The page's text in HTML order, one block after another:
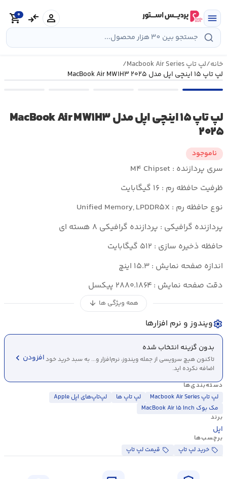
به
محتوا
menu
person
compare_arrows
shopping_cart
0
خانه/لپ تاپ Macbook Air Series
/
لپ تاپ ۱۵ اینچی اپل مدل MacBook Air MW۱H۳ ۲۰۲۵
لپ تاپ ۱۵ اینچی اپل مدل MacBook Air MW۱H۳
۲۰۲۵
ناموجود
سری پردازنده : M۴ Chipset
ظرفیت حافظه رم : ۱۶ گیگابایت
نوع حافظه رم : Unified Memory, LPDDR۵X
پردازنده گرافیکی : پردازنده گرافیکی ۸ هسته ای
حافظه ذخیره سازی : ۵۱۲ گیگابایت
اندازه صفحه نمایش : ۱۵.۳ اینچ
دقت صفحه نمایش : ۲۸۸۰.۱۸۶۴ پیکسل
همه ویژگی ها arrow_downward
ویندوز و نرم افزارهاsettings
بدون گزینه انتخاب شده
تاکنون هیچ سرویسی از جمله ویندوز، نرم‌افزار و... به سبد خرید خود
اضافه نکرده اید.
افزودن chevron_left
دسته‌بندی‌ها
لپ تاپ Macbook Air Series
لپ تاپ ها
لپ‌تاپ‌های اپل Apple
مک بوک MacBook Air ۱۵ Inch
برند
اپل
برچسب‌ها
خرید لپ تاپ
قیمت لپ تاپ